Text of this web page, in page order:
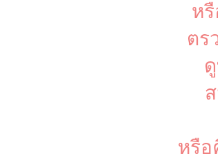
ห
ตร
หรือ